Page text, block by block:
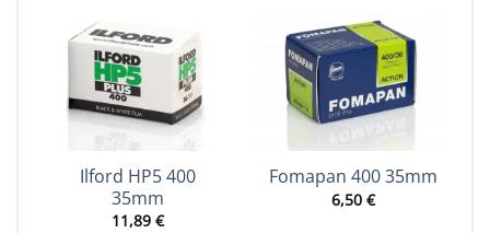
Ilford HP5 400
35mm
11,89 €
Fomapan 400 35mm
6,50 €